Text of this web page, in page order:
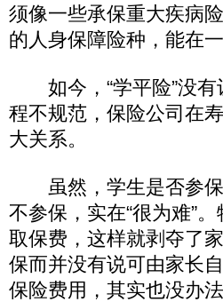
须像一些承保重大疾病
的人身保障险种，能在
如今，“学平险”没有
程不规范，保险公司在
大关系。
虽然，学生是否参保
不参保，实在“很为难”
取保费，这样就剥夺了
保而并没有说可由家长
保险费用，其实也没办